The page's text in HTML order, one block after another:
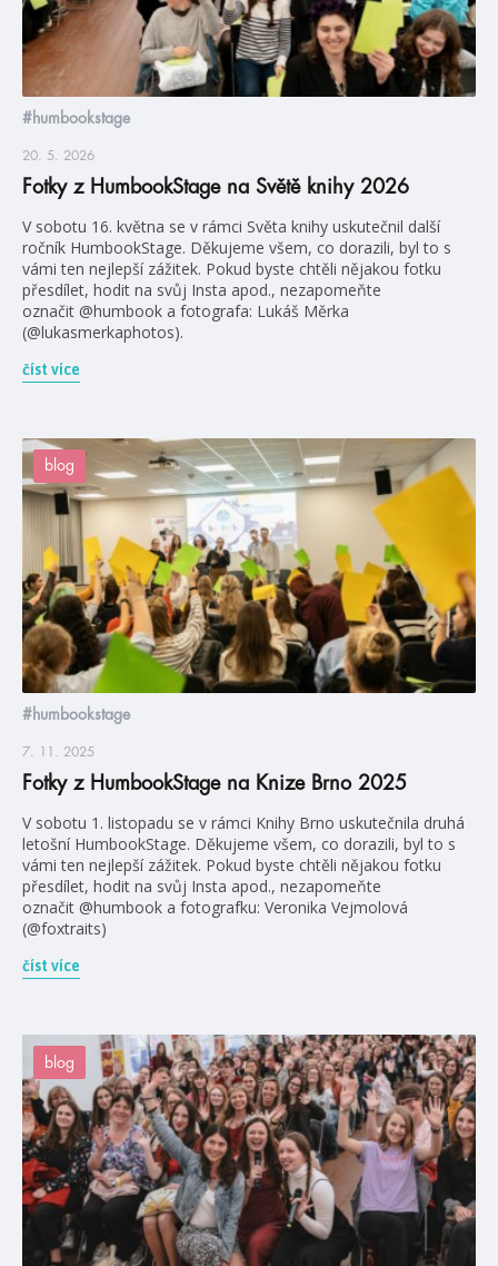
#humbookstage
20. 5. 2026
Fotky z HumbookStage na Světě knihy 2026
V sobotu 16. května se v rámci Světa knihy uskutečnil další
ročník HumbookStage. Děkujeme všem, co dorazili, byl to s
vámi ten nejlepší zážitek. Pokud byste chtěli nějakou fotku
přesdílet, hodit na svůj Insta apod., nezapomeňte
označit @humbook a fotografa: Lukáš Měrka
(@lukasmerkaphotos).
číst více
blog
#humbookstage
7. 11. 2025
Fotky z HumbookStage na Knize Brno 2025
V sobotu 1. listopadu se v rámci Knihy Brno uskutečnila druhá
letošní HumbookStage. Děkujeme všem, co dorazili, byl to s
vámi ten nejlepší zážitek. Pokud byste chtěli nějakou fotku
přesdílet, hodit na svůj Insta apod., nezapomeňte
označit @humbook a fotografku: Veronika Vejmolová
(@foxtraits)
číst více
blog